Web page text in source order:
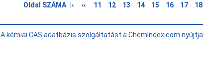
Oldal SZÁMA |‹ ‹‹ 11 12 13 14 15 16 17 18
A kémiai CAS adatbázis szolgáltatást a ChemIndex.com nyújtja